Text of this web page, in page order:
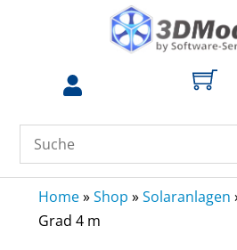
zum
Home»Shop »Solaranlagen
Grad 4 m